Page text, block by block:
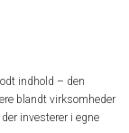
indhold – den
blandt virksomheder
investerer i egne